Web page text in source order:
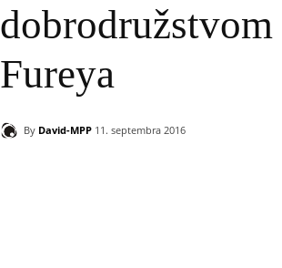
Fureya
By David-MPP 11. septembra 2016